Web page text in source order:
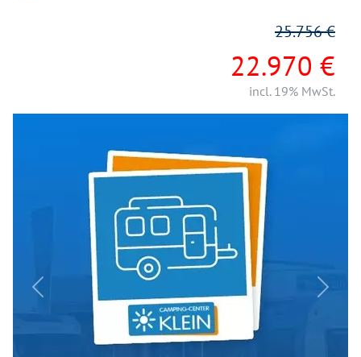
22.970 €
25.756 €
incl. 19% MwSt.
Previous Next